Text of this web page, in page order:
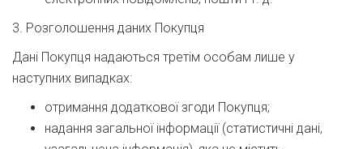
3. Розголошення даних Покупця
Дані Покупця надаються третім особам лише у
наступних випадках:
отримання додаткової згоди Покупця;
надання загальної інформації (статистичні дані,